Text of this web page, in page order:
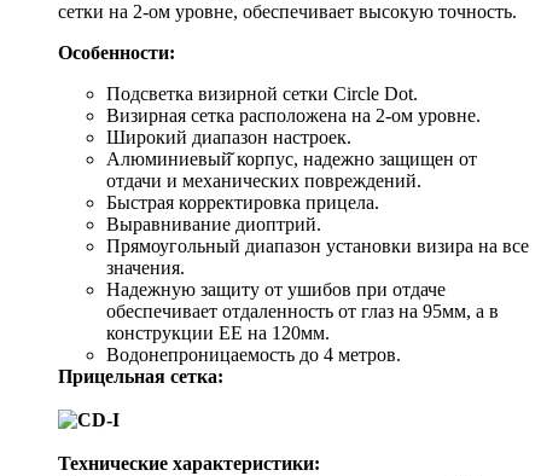
сетки на 2-ом уровне, обеспечивает высокую точность.
Особенности:
Подсветка визирной сетки Circle Dot.
Визирная сетка расположена на 2-ом уровне.
Широкий диапазон настроек.
Алюминиевый̆ корпус, надежно защищен от
отдачи и механических повреждений.
Быстрая корректировка прицела.
Выравнивание диоптрий.
Прямоугольный диапазон установки визира на все
значения.
Надежную защиту от ушибов при отдаче
обеспечивает отдаленность от глаз на 95мм, а в
конструкции ЕЕ на 120мм.
Водонепроницаемость до 4 метров.
Прицельная сетка:
Технические характеристики: